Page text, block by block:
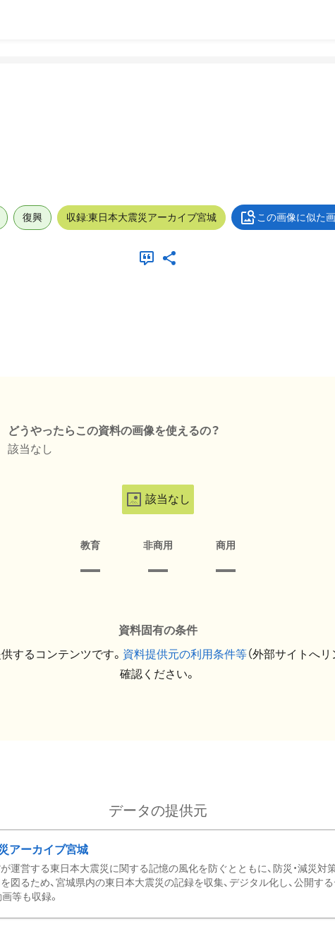
復興 収録:東日本大震災アーカイブ宮城 この画像に似た
どうやったらこの資料の画像を使えるの？
該当なし
該当なし
教育 非商用 商用
資料固有の条件
するコンテンツです。 資料提供元の利用条件等（外部サイトへリ
確認ください。
データの提供元
アーカイブ宮城
運営する東日本大震災に関する記憶の風化を防ぐとともに、防災・減災対
図るため、宮城県内の東日本大震災の記録を収集、デジタル化し、公開す
等も収録。